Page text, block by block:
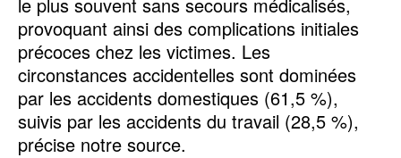
provoquant ainsi des complications initiales
précoces chez les victimes. Les
circonstances accidentelles sont dominées
par les accidents domestiques (61,5 %),
suivis par les accidents du travail (28,5 %),
précise notre source.